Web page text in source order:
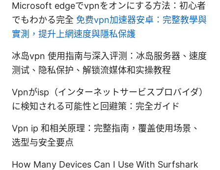
Microsoft edgeでvpnをオンにする方法：初心者
でもわかる完全 免费vpn加速器安卓：完整教學與
實測，提升上網速度與隱私保護
冰岛vpn 使用指南与深入评测：冰岛服务器、速度
测试、隐私保护、解锁流媒体和实操教程
Vpnがisp（インターネットサービスプロバイダ）
に検知される可能性と回避策：完全ガイド
Vpn ip 和相关原理：完整指南，覆盖使用场景、
选型与安全要点
How Many Devices Can I Use With Surfshark